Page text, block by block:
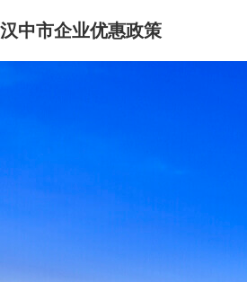
汉中市企业优惠政策